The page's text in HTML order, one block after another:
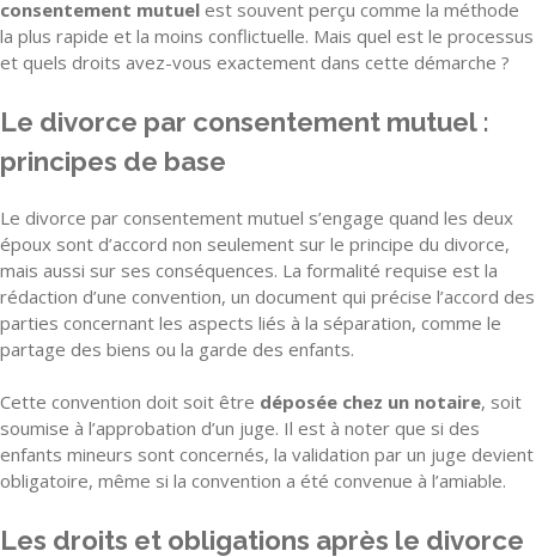
consentement mutuel est souvent perçu comme la méthode
la plus rapide et la moins conflictuelle. Mais quel est le processus
et quels droits avez-vous exactement dans cette démarche ?
Le divorce par consentement mutuel :
principes de base
Le divorce par consentement mutuel s’engage quand les deux
époux sont d’accord non seulement sur le principe du divorce,
mais aussi sur ses conséquences. La formalité requise est la
rédaction d’une convention, un document qui précise l’accord des
parties concernant les aspects liés à la séparation, comme le
partage des biens ou la garde des enfants.
Cette convention doit soit être déposée chez un notaire, soit
soumise à l’approbation d’un juge. Il est à noter que si des
enfants mineurs sont concernés, la validation par un juge devient
obligatoire, même si la convention a été convenue à l’amiable.
Les droits et obligations après le divorce